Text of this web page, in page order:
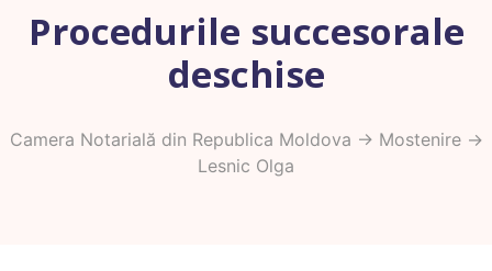
Procedurile succesorale
deschise
Camera Notarială din Republica Moldova -> Mostenire->
Lesnic Olga